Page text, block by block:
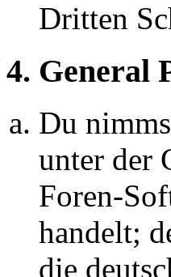
Dritten
4. General
Du
unter der
Foren-
handelt;
die